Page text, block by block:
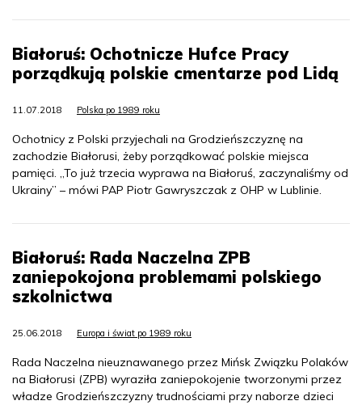
Białoruś: Ochotnicze Hufce Pracy
porządkują polskie cmentarze pod Lidą
11.07.2018 Polska po 1989 roku
Ochotnicy z Polski przyjechali na Grodzieńszczyznę na
zachodzie Białorusi, żeby porządkować polskie miejsca
pamięci. „To już trzecia wyprawa na Białoruś, zaczynaliśmy od
Ukrainy” – mówi PAP Piotr Gawryszczak z OHP w Lublinie.
Białoruś: Rada Naczelna ZPB
zaniepokojona problemami polskiego
szkolnictwa
25.06.2018 Europa i świat po 1989 roku
Rada Naczelna nieuznawanego przez Mińsk Związku Polaków
na Białorusi (ZPB) wyraziła zaniepokojenie tworzonymi przez
władze Grodzieńszczyzny trudnościami przy naborze dzieci